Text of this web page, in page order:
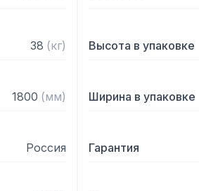
38 (кг) Высота в упаковке
1800 (мм) Ширина в упаковке
Россия Гарантия